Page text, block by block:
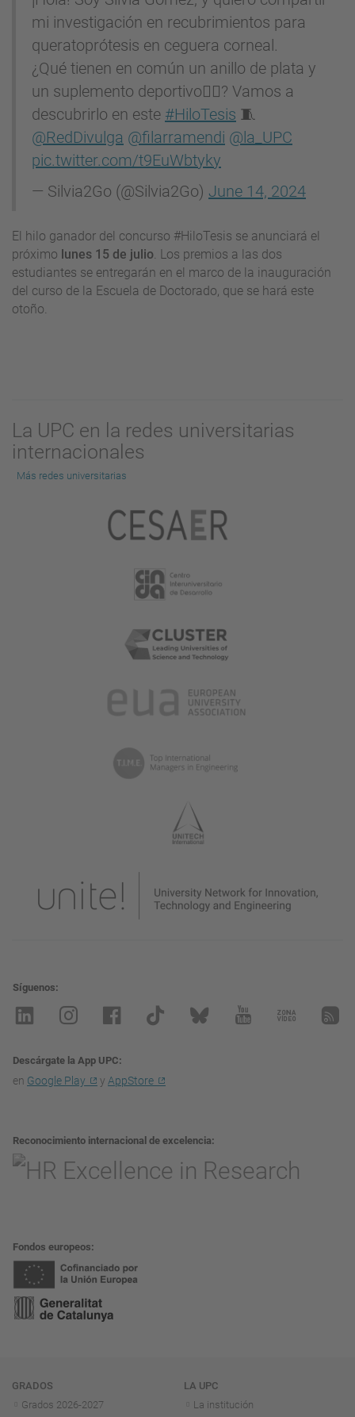
mi investigación en recubrimientos para
queratoprótesis en ceguera corneal.
¿Qué tienen en común un anillo de plata y
un suplemento deportivo🤸‍♀️? Vamos a
descubrirlo en este #HiloTesis 🧵
@RedDivulga @filarramendi @la_UPC
pic.twitter.com/t9EuWbtyky
— Silvia2Go (@Silvia2Go) June 14, 2024
El hilo ganador del concurso #HiloTesis se anunciará el
próximo lunes 15 de julio. Los premios a las dos
estudiantes se entregarán en el marco de la inauguración
del curso de la Escuela de Doctorado, que se hará este
otoño.
La UPC en la redes universitarias
internacionales
Más redes universitarias
Síguenos
Descárgate la App UPC
en Google Play y AppStore
Reconocimiento internacional de excelencia
Fondos europeos
Navegación
GRADOS
Grados 2026-2027
LA UPC
La institución